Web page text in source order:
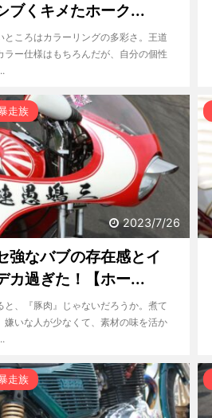
ブくキメたホーク...
ところはカラーリングの多彩さ。王道
ラー仕様はもちろんだが、自分の個性
2023/7/26
走族
強なバブの存在感とイ
カ過ぎた！【ホー...
と、『豚肉』じゃないだろうか。煮て
嫌いな人が少なくて、素材の味を活か
走族